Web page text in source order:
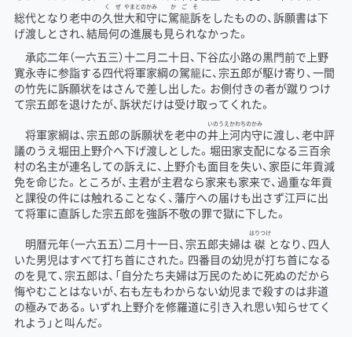
総代となり老中の久世
くぜ
大和
やまとの
守
かみ
に駕
か
籠
ご
訴
そ
をしたものの、訴願書は下
げ渡しとされ、結局何の進展も見られなかった。
承応二年（一六五三）十二月二十日、下谷広小路の黒門前で上野
寛永寺に参詣する四代将軍家綱の駕籠に、宗五郎が駆け寄り、一間
の竹先に訴願状をはさんで差し出した。お側付きの者が蹴りつけ
て宗五郎を退けたが、訴状だけは受け取ってくれた。
将軍家綱は、宗五郎の訴願状を老中の井
いの
上
うえ
河内
かわちの
守
かみ
に渡し、老中評
議のうえ堀田上野介へ下げ渡しとした。堀田家支配になる三百余
村の名主が連名しての訴えに、上野介も面目を失い、家臣に年貢減
免を命じた。ところが、主君が主君なら家来も家来で、過重な年貢
と課役の件には触れることなく、藩庁への届けも出さず江戸に出
て将軍に直訴した宗五郎を強訴不敬の罪で獄に下した。
明暦元年（一六五五）二月十一日、宗五郎夫婦は 磔
はりつけ
となり、四人
いた男児はすべて打ち首にされた。四番目の幼児が打ち首になる
のを見て、宗五郎は、「自分たち夫婦は万民のために死ぬのだから
悔やむことはないが、右も左もわからない幼児まで殺すのは非道
の極みである。いずれ上野介を修羅道に引き入れ思い知らせてく
れよう」と叫んだ。